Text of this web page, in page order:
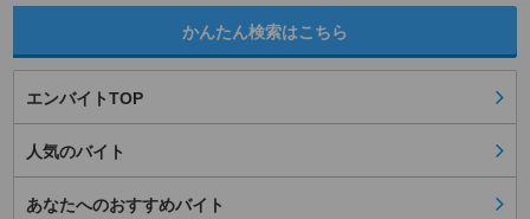
かんたん検索はこちら
エンバイトTOP
人気のバイト
あなたへのおすすめバイト